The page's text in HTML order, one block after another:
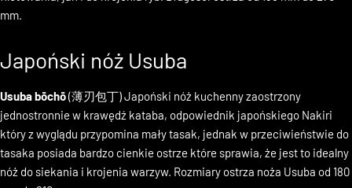
Ai-deba otrzymała tę nazwę, ponieważ dobrze nadaje się zarówno do
filetowania, jak i do krojenia ryb.
Japoński nóż Usuba
Usubabōchō(薄刃包丁) Japoński nóż kuchenny zaostrzony
jednostronnie w krawędź kataba, odpowiednik japońskiego Nakiri
który z wyglądu przypomina mały tasak, jednak w przeciwieństwie do
tasaka posiada bardzo cienkie ostrze które sprawia, że jest to idealny